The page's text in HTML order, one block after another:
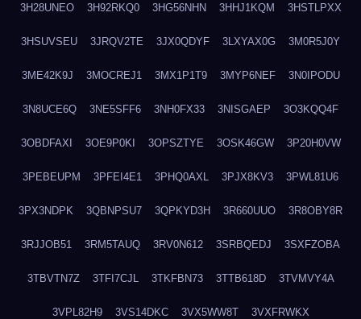
3H28UNEO 3H92RKQ0 3HG56NHN 3HHJ1KQM 3HSTLPXX
3HSUVSEU 3JRQV2TE 3JX0QDYF 3LXYAX0G 3M0R5J0Y
3ME42K9J 3MOCREJ1 3MX1P1T9 3MYP6NEF 3N0IPODU
3N8UCE6Q 3NE5SFF6 3NH0FX33 3NISGAEP 3O3KQQ4F
3OBDFAXI 3OE9P0KI 3OPSZTYE 3OSK46GW 3P20H0VW
3PEBEUPM 3PFEI4E1 3PHQ0AXL 3PJX8KV3 3PWL81U6
3PX3NDPK 3QBNPSU7 3QPKYD3H 3R660UUO 3R8OBY8R
3RJJOB51 3RM5TAUQ 3RV0N612 3SRBQEDJ 3SXFZOBA
3TBVTN7Z 3TFI7CJL 3TKFBN73 3TTB618D 3TVMVY4A
3VPL82H9 3VS14DKC 3VX5WW8T 3VXFRWKX